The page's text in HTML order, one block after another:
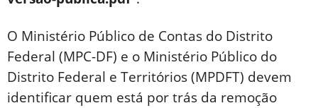
O Ministério Público de Contas do Distrito
Federal (MPC-DF) e o Ministério Público do
Distrito Federal e Territórios (MPDFT) devem
identificar quem está por trás da remoção